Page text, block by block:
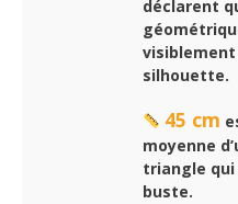
déclarent
silhouette.
45 cm
moyenne
triangle
buste.